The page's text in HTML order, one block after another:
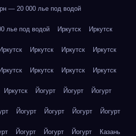
— 20 000 лье под водой
лье под водой Иркутск Иркутск
Иркутск Иркутск Иркутск Иркутск
Иркутск Иркутск Иркутск Иркутск
Иркутск Йогурт Йогурт Йогурт
Йогурт Йогурт Йогурт Йогурт
Йогурт Йогурт Йогурт Казань